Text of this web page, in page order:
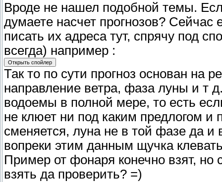
Вроде не нашел подобной темы.
думаете насчет прогнозов?
писать их адреса тут, спрячу под
всегда) например :
Так то по сути прогноз основан на
направление ветра, фаза луны и т
водоемы в полной мере, то есть
не клюет ни под каким предлогом и
сменяется, луна не в той фазе да и
вопреки этим данным щучка
Пример от фонаря конечно взят,
взять да проверить? =)